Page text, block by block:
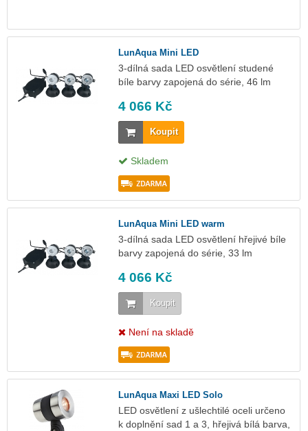
LunAqua Mini LED
3-dílná sada LED osvětlení studené
bíle barvy zapojená do série, 46 lm
4 066 Kč
Koupit
Skladem
LunAqua Mini LED warm
3-dílná sada LED osvětlení hřejivé bíle
barvy zapojená do série, 33 lm
4 066 Kč
Koupit
Není na skladě
LunAqua Maxi LED Solo
LED osvětlení z ušlechtilé oceli určeno
k doplnění sad 1 a 3, hřejivá bílá barva,